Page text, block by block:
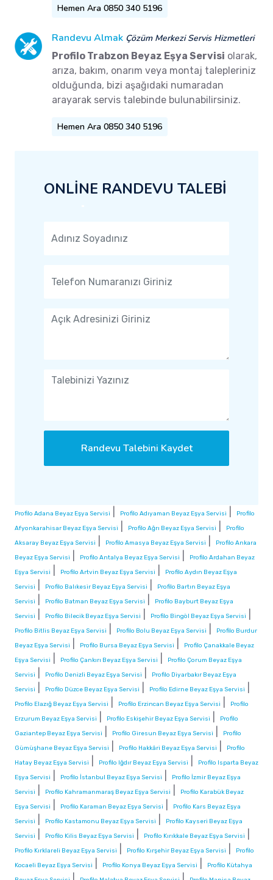
Hemen Ara 0850 340 5196
Randevu Almak Çözüm Merkezi Servis Hizmetleri
Profilo Trabzon Beyaz Eşya Servisi olarak,
arıza, bakım, onarım veya montaj talepleriniz
olduğunda, bizi aşağıdaki numaradan
arayarak servis talebinde bulunabilirsiniz.
Hemen Ara 0850 340 5196
ONLİNE RANDEVU TALEBİ
Randevu Talebini Kaydet
Profilo Adana Beyaz Eşya Servisi Profilo Adıyaman Beyaz Eşya Servisi
Profilo
Afyonkarahisar Beyaz Eşya Servisi
Profilo Ağrı Beyaz Eşya Servisi
Profilo
Aksaray Beyaz Eşya Servisi
Profilo Amasya Beyaz Eşya Servisi
Profilo Ankara
Beyaz Eşya Servisi
Profilo Antalya Beyaz Eşya Servisi
Profilo Ardahan Beyaz
Eşya Servisi
Profilo Artvin Beyaz Eşya Servisi
Profilo Aydın Beyaz Eşya
Servisi
Profilo Balıkesir Beyaz Eşya Servisi
Profilo Bartın Beyaz Eşya
Servisi
Profilo Batman Beyaz Eşya Servisi
Profilo Bayburt Beyaz Eşya
Servisi
Profilo Bilecik Beyaz Eşya Servisi Profilo Bingöl Beyaz Eşya Servisi
Profilo Bitlis Beyaz Eşya Servisi Profilo Bolu Beyaz Eşya Servisi
Profilo Burdur
Beyaz Eşya Servisi
Profilo Bursa Beyaz Eşya Servisi
Profilo Çanakkale Beyaz
Eşya Servisi
Profilo Çankırı Beyaz Eşya Servisi
Profilo Çorum Beyaz Eşya
Servisi
Profilo Denizli Beyaz Eşya Servisi
Profilo Diyarbakır Beyaz Eşya
Servisi
Profilo Düzce Beyaz Eşya Servisi Profilo Edirne Beyaz Eşya Servisi
Profilo Elazığ Beyaz Eşya Servisi Profilo Erzincan Beyaz Eşya Servisi
Profilo
Erzurum Beyaz Eşya Servisi
Profilo Eskişehir Beyaz Eşya Servisi
Profilo
Gaziantep Beyaz Eşya Servisi
Profilo Giresun Beyaz Eşya Servisi
Profilo
Gümüşhane Beyaz Eşya Servisi
Profilo Hakkâri Beyaz Eşya Servisi
Profilo
Hatay Beyaz Eşya Servisi
Profilo Iğdır Beyaz Eşya Servisi
Profilo Isparta Beyaz
Eşya Servisi
Profilo İstanbul Beyaz Eşya Servisi
Profilo İzmir Beyaz Eşya
Servisi
Profilo Kahramanmaraş Beyaz Eşya Servisi
Profilo Karabük Beyaz
Eşya Servisi
Profilo Karaman Beyaz Eşya Servisi
Profilo Kars Beyaz Eşya
Servisi
Profilo Kastamonu Beyaz Eşya Servisi
Profilo Kayseri Beyaz Eşya
Servisi
Profilo Kilis Beyaz Eşya Servisi Profilo Kırıkkale Beyaz Eşya Servisi
Profilo Kırklareli Beyaz Eşya Servisi Profilo Kırşehir Beyaz Eşya Servisi
Profilo
Kocaeli Beyaz Eşya Servisi
Profilo Konya Beyaz Eşya Servisi
Profilo Kütahya